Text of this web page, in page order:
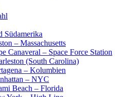
Südamerika
– Massachusetts
Canaveral – Space Force Station
(South Carolina)
– Kolumbien
– NYC
Beach – Florida